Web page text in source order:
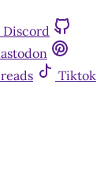
Discord
Tiktok